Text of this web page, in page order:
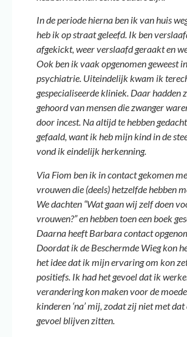
In de periode hierna ben ik van huis
heb ik op straat geleefd. Ik ben
afgekickt, weer verslaafd geraakt en
Ook ben ik vaak opgenomen geweest
psychiatrie. Uiteindelijk kwam ik
gespecialiseerde kliniek. Daar hadden
gehoord van mensen die zwanger
door incest. Na altijd te hebben
gefaald, want ik heb mijn kind in de
vond ik eindelijk herkenning.
Via Fiom ben ik in contact gekomen
vrouwen die (deels) hetzelfde hebben
We dachten “Wat gaan wij zelf doen
vrouwen?” en hebben toen een boek
Daarna heeft Barbara contact
Doordat ik de Beschermde Wieg kon
het idee dat ik mijn ervaring om kon
positiefs. Ik had het gevoel dat ik
verandering kon maken voor de
kinderen ‘na’ mij, zodat zij niet met
gevoel blijven zitten.